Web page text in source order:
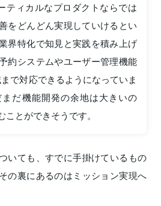
ティカルなプロダクトならでは
をどんどん実現していけるとい
界特化で知見と実践を積み上げ
約システムやユーザー管理機能
で対応できるようになっていま
だ機能開発の余地は大きいの
とができそうです。
いても、すでに手掛けているもの
の裏にあるのはミッション実現へ